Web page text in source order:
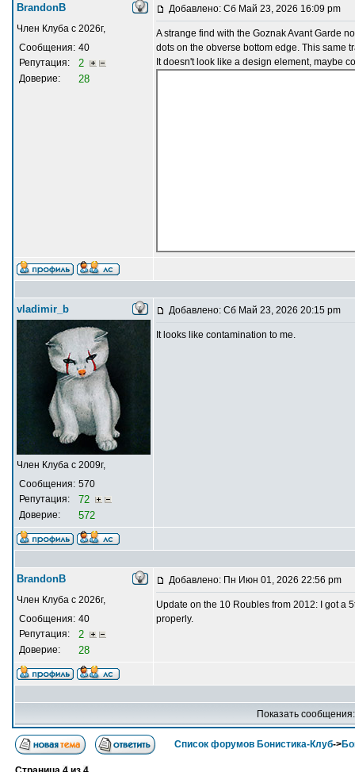
BrandonB
Член Клуба с 2026г,
Сообщения: 40
Репутация:
2
Доверие: 28
Добавлено: Сб Май 23, 2026 16:09 pm
A strange find with the Goznak Avant Garde
dots on the obverse bottom edge. This same
It doesn't look like a design element, maybe
vladimir_b
Член Клуба с 2009г,
Сообщения: 570
Репутация:
72
Доверие: 572
Добавлено: Сб Май 23, 2026 20:15 pm
It looks like contamination to me.
BrandonB
Член Клуба с 2026г,
Сообщения: 40
Репутация:
2
Доверие: 28
Добавлено: Пн Июн 01, 2026 22:56 pm
Update on the 10 Roubles from 2012: I got a
properly.
Показать
Список форумов Бонистика-Клуб->